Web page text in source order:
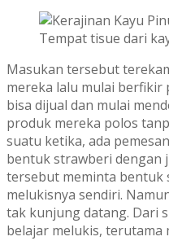
Tempat tisue dari
Masukan tersebut
mereka lalu mulai
bisa dijual dan mulai
produk mereka polos
suatu ketika, ada
bentuk strawberi dengan
tersebut meminta bentuk
melukisnya sendiri.
tak kunjung datang. Dari
belajar melukis, terutama